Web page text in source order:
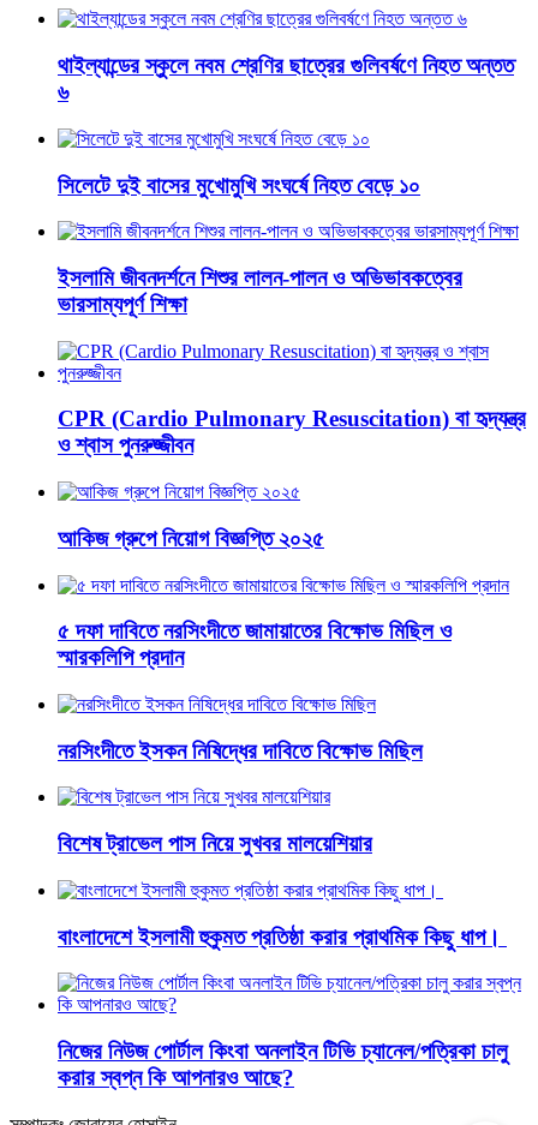
থাইল্যান্ডের স্কুলে নবম শ্রেণির ছাত্রের গুলিবর্ষণে নিহত অন্তত
৬
সিলেটে দুই বাসের মুখোমুখি সংঘর্ষে নিহত বেড়ে ১০
ইসলামি জীবনদর্শনে শিশুর লালন-পালন ও অভিভাবকত্বের
ভারসাম্যপূর্ণ শিক্ষা
CPR (Cardio Pulmonary Resuscitation) বা হৃদ্‌যন্ত্র
ও শ্বাস পুনরুজ্জীবন
আকিজ গ্রুপে নিয়োগ বিজ্ঞপ্তি ২০২৫
৫ দফা দাবিতে নরসিংদীতে জামায়াতের বিক্ষোভ মিছিল ও
স্মারকলিপি প্রদান
নরসিংদীতে ইসকন নিষিদ্ধের দাবিতে বিক্ষোভ মিছিল
বিশেষ ট্রাভেল পাস নিয়ে সুখবর মালয়েশিয়ার
বাংলাদেশে ইসলামী হুকুমত প্রতিষ্ঠা করার প্রাথমিক কিছু ধাপ।
নিজের নিউজ পোর্টাল কিংবা অনলাইন টিভি চ্যানেল/পত্রিকা চালু
করার স্বপ্ন কি আপনারও আছে?